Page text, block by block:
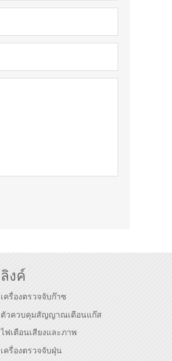
ลิงค์
เครื่องตรวจจับก๊าซ
ตัวควบคุมสัญญาณเตือนแก๊ส
ไฟเตือนเสียงและภาพ
เครื่องตรวจจับฝุ่น